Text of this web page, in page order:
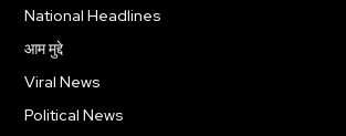
National Headlines
आम मुद्दे
Viral News
Political News